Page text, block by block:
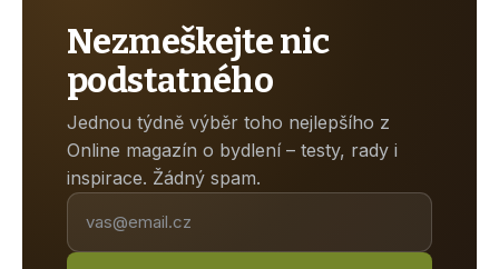
Nezmeškejte nic
podstatného
Jednou týdně výběr toho nejlepšího z
Online magazín o bydlení – testy, rady i
inspirace. Žádný spam.